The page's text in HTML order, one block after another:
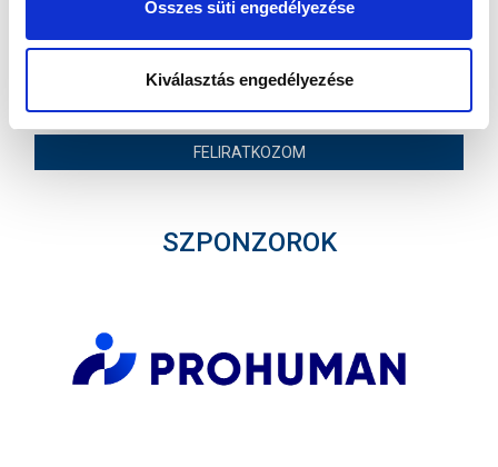
Összes süti engedélyezése
Kiválasztás engedélyezése
FELIRATKOZOM
SZPONZOROK